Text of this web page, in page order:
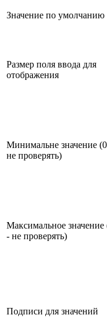
Значение по умолчанию
Размер поля ввода для
отображения
Минимальне значение
не проверять)
Максимальное значение
- не проверять)
Подписи для значений